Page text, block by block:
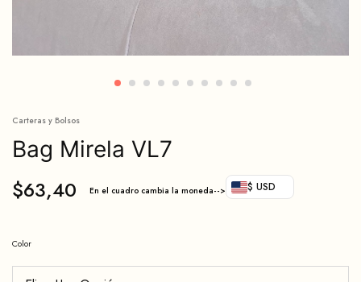
Carteras y Bolsos
Bag Mirela VL7
$63,40 En el cuadro cambia la moneda--> $ USD
Color